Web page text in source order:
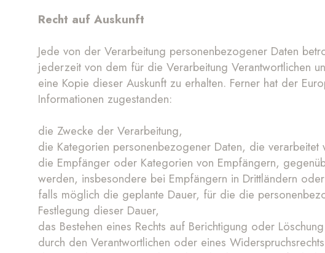
Recht auf Auskunft
Jede von der Verarbeitung personenbezogener Daten
jederzeit von dem für die Verarbeitung Verantwortlichen
eine Kopie dieser Auskunft zu erhalten. Ferner hat der
Informationen zugestanden:
die Zwecke der Verarbeitung,
die Kategorien personenbezogener Daten, die verarbeitet
die Empfänger oder Kategorien von Empfängern,
werden, insbesondere bei Empfängern in Drittländern
falls möglich die geplante Dauer, für die die
Festlegung dieser Dauer,
das Bestehen eines Rechts auf Berichtigung oder
durch den Verantwortlichen oder eines